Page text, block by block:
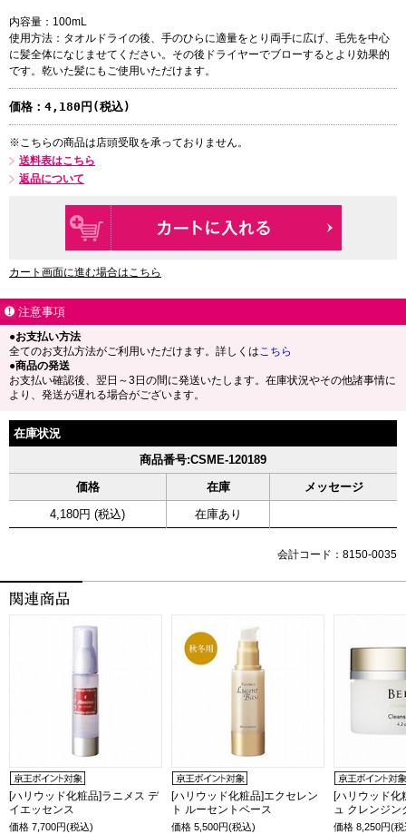
内容量：100mL
使用方法：タオルドライの後、手のひらに適量をとり両手に広げ、毛先を中心
に髪全体になじませてください。その後ドライヤーでブローするとより効果的
です。乾いた髪にもご使用いただけます。
価格： 4,180円(税込)
※こちらの商品は店頭受取を承っておりません。
送料表はこちら
返品について
カート画面に進む場合はこちら
注意事項
●お支払い方法
全てのお支払方法がご利用いただけます。詳しくはこちら
●商品の発送
お支払い確認後、翌日～3日の間に発送いたします。在庫状況やその他諸事情に
より、発送が遅れる場合がございます。
在庫状況
商品番号:CSME-120189
価格
在庫
メッセージ
4,180円 (税込)
在庫あり
会計コード：8150-0035
[ハリウッド化粧品]ラニメス デ
イエッセンス
価格 7,700円(税込)
[ハリウッド化粧品]エクセレン
ト ルーセントベース
価格5,500円(税込)
[ハリウッド化
ュ クレンジ
価格8,250円(